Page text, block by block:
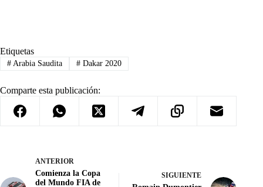
Etiquetas
#Arabia Saudita #Dakar 2020
Comparte esta publicación:
ANTERIOR
Comienza la Copa
del Mundo FIA de
SIGUIENTE